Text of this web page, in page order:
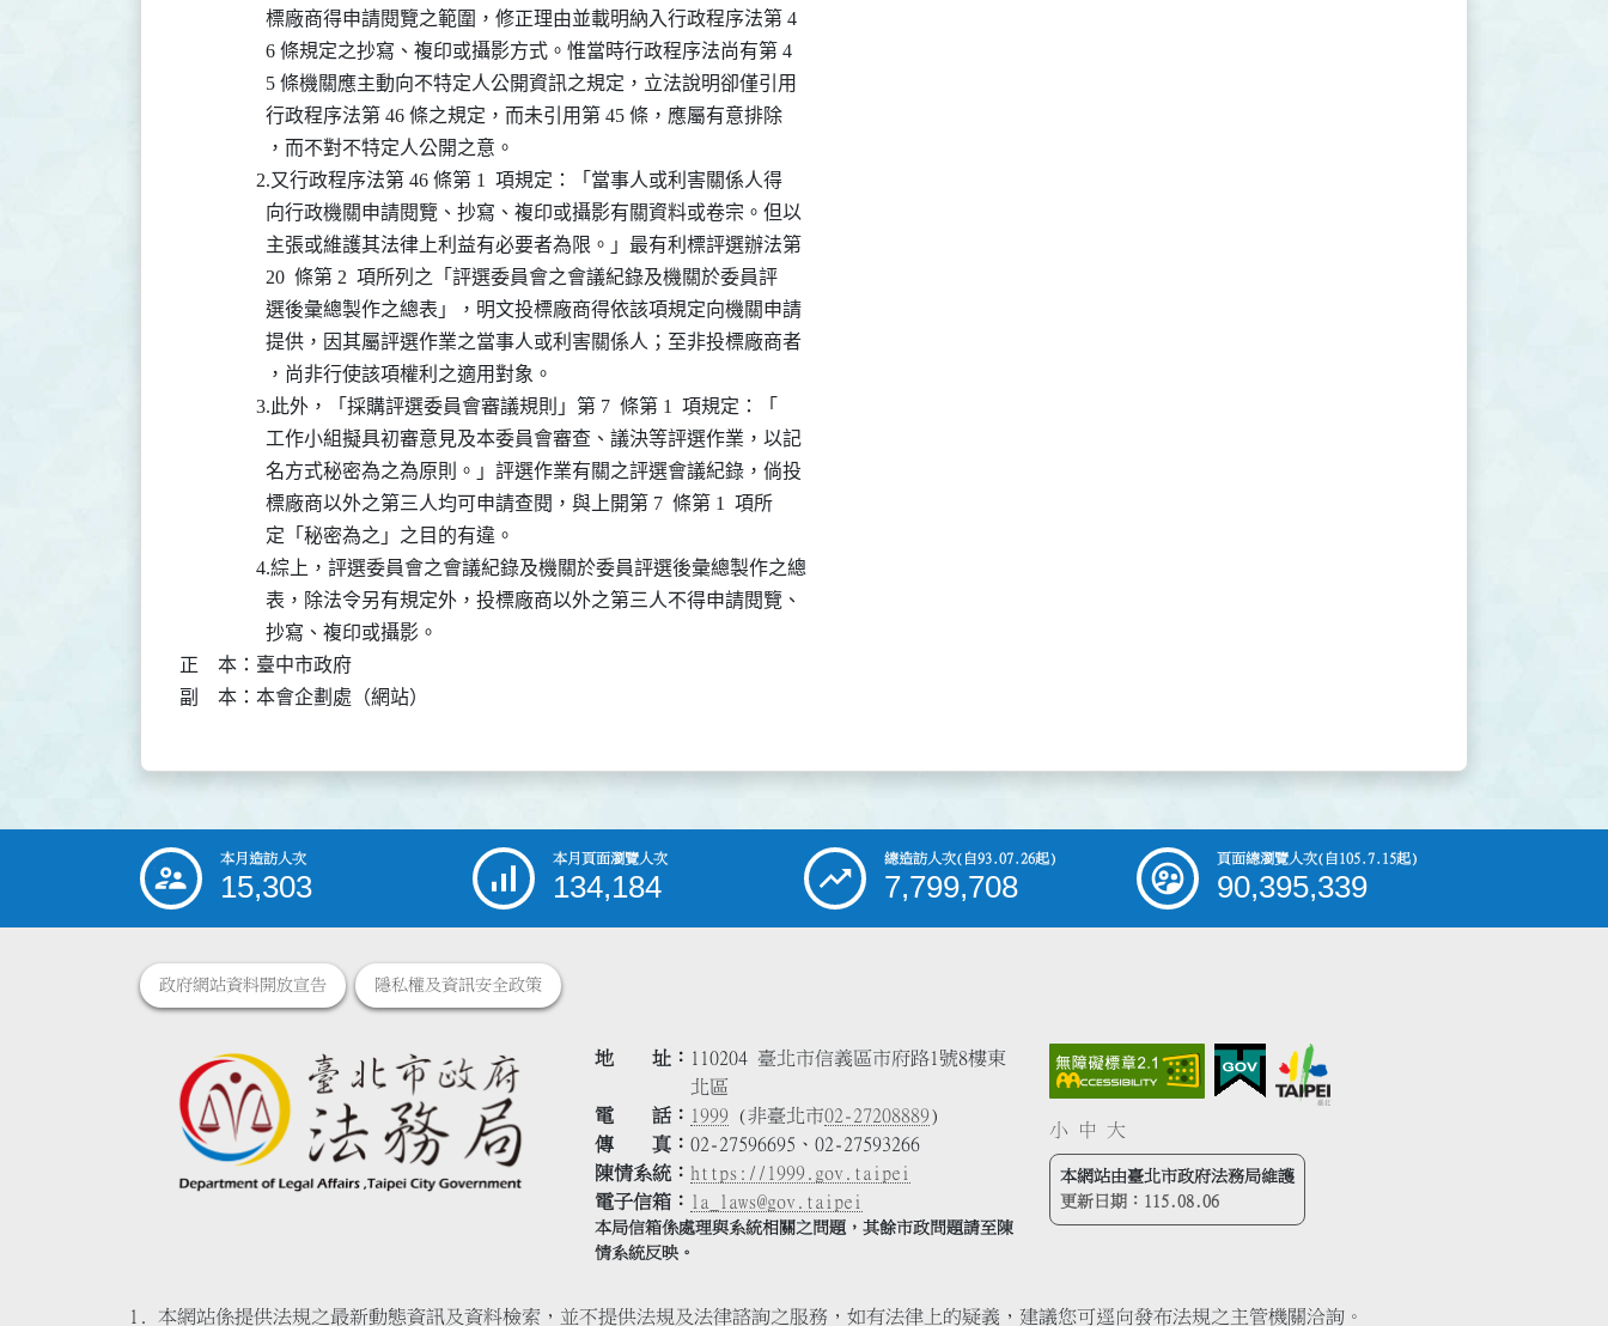
                  標廠商得申請閱覽之範圍，修正理由並載明納入行政程序法第 4
                  6 條規定之抄寫、複印或攝影方式。惟當時行政程序法尚有第 4
                  5 條機關應主動向不特定人公開資訊之規定，立法說明卻僅引用
                  行政程序法第 46 條之規定，而未引用第 45 條，應屬有意排除
                  ，而不對不特定人公開之意。
                2.又行政程序法第 46 條第 1  項規定：「當事人或利害關係人得
                  向行政機關申請閱覽、抄寫、複印或攝影有關資料或卷宗。但以
                  主張或維護其法律上利益有必要者為限。」最有利標評選辦法第
                  20  條第 2  項所列之「評選委員會之會議紀錄及機關於委員評
                  選後彙總製作之總表」，明文投標廠商得依該項規定向機關申請
                  提供，因其屬評選作業之當事人或利害關係人；至非投標廠商者
                  ，尚非行使該項權利之適用對象。
                3.此外，「採購評選委員會審議規則」第 7  條第 1  項規定：「
                  工作小組擬具初審意見及本委員會審查、議決等評選作業，以記
                  名方式秘密為之為原則。」評選作業有關之評選會議紀錄，倘投
                  標廠商以外之第三人均可申請查閱，與上開第 7  條第 1  項所
                  定「秘密為之」之目的有違。
                4.綜上，評選委員會之會議紀錄及機關於委員評選後彙總製作之總
                  表，除法令另有規定外，投標廠商以外之第三人不得申請閱覽、
                  抄寫、複印或攝影。
正    本：臺中市政府
副    本：本會企劃處（網站）
::: 本月造訪人次
15,303
本月頁面瀏覽人次
134,184
總造訪人次(自93.07.26起)
7,799,708
頁面總瀏覽人次(自105.7.15起)
90,395,339
政府網站資料開放宣告 隱私權及資訊安全政策
地 址
110204 臺北市信義區市府路1號8樓東
北區
電 話
1999 (非臺北市02-27208889)
傳 真
02-27596695、02-27593266
陳情系統
https://1999.gov.taipei
電子信箱
la_laws@gov.taipei
本局信箱係處理與系統相關之問題，其餘市政問題請至陳
情系統反映。
小 中 大
本網站由臺北市政府法務局維護
更新日期： 115.08.06
本網站係提供法規之最新動態資訊及資料檢索，並不提供法規及法律諮詢之服務，如有法律上的疑義，建議您可逕向發布法規之主管機關洽詢。